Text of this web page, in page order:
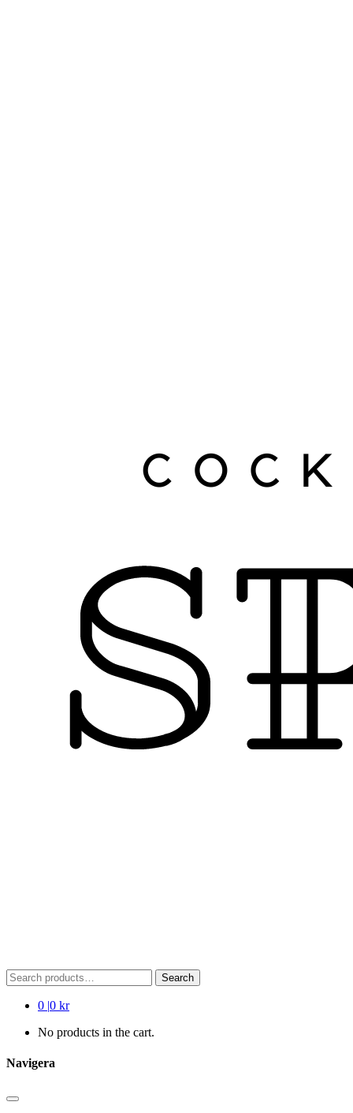
Search
for:
Search
0 |0 kr
No products in the cart.
Navigera